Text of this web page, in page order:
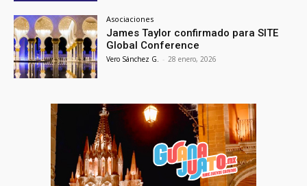
Asociaciones
James Taylor confirmado para SITE
Global Conference
Vero Sánchez G. - 28 enero, 2026